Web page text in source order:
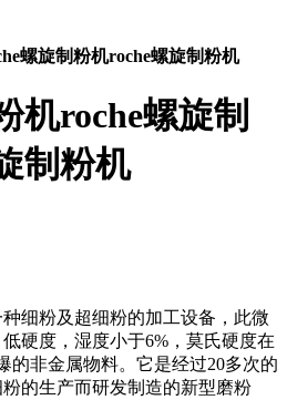
螺旋制粉机roche螺旋制粉机
机roche螺旋制
制粉机
细粉及超细粉的加工设备，此微
硬度，湿度小于6%，莫氏硬度在
的非金属物料。它是经过20多次的
的生产而研发制造的新型磨粉